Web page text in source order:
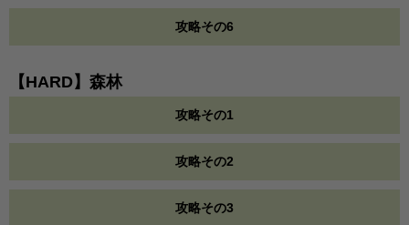
攻略その6
【HARD】森林
攻略その1
攻略その2
攻略その3